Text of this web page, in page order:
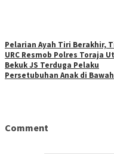
Pelarian Ayah Tiri Berakhir,
URC Resmob Polres Toraja
Bekuk JS Terduga Pelaku
Persetubuhan Anak di
Comment